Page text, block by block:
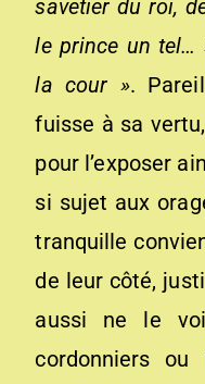
savetier du roi,
le prince un tel…
la cour ».
fuisse à sa
pour l’exposer
si sujet aux
tranquille
de leur côté,
aussi ne le
cordonniers